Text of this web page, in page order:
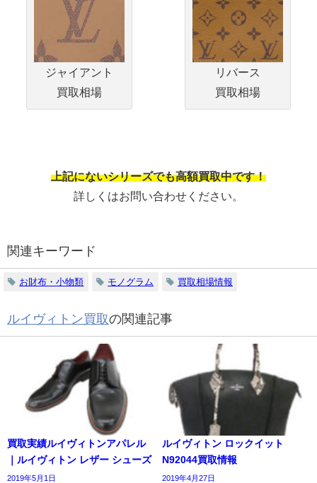
ジャイアント
買取相場
リバース
買取相場
上記にないシリーズでも高額買取中です！
詳しくはお問い合わせください。
関連キーワード
お財布・小物類 モノグラム 買取相場情報
ルイヴィトン買取の関連記事
買取実績ルイヴィトンアパレル
｜ルイヴィトン レザー シューズ
2019年5月1日
ルイヴィトン ロックイット
N92044買取情報
2019年4月27日